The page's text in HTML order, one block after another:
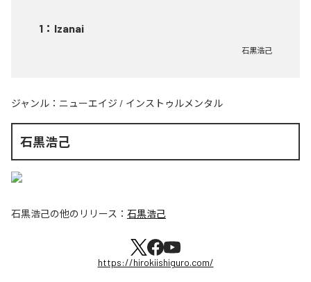
1 ： Izanai
石黒浩己
ジャンル： ニューエイジ / インストゥルメンタル
石黒浩己
石黒浩己の他のリリース： 石黒浩己
https://hirokiishiguro.com/